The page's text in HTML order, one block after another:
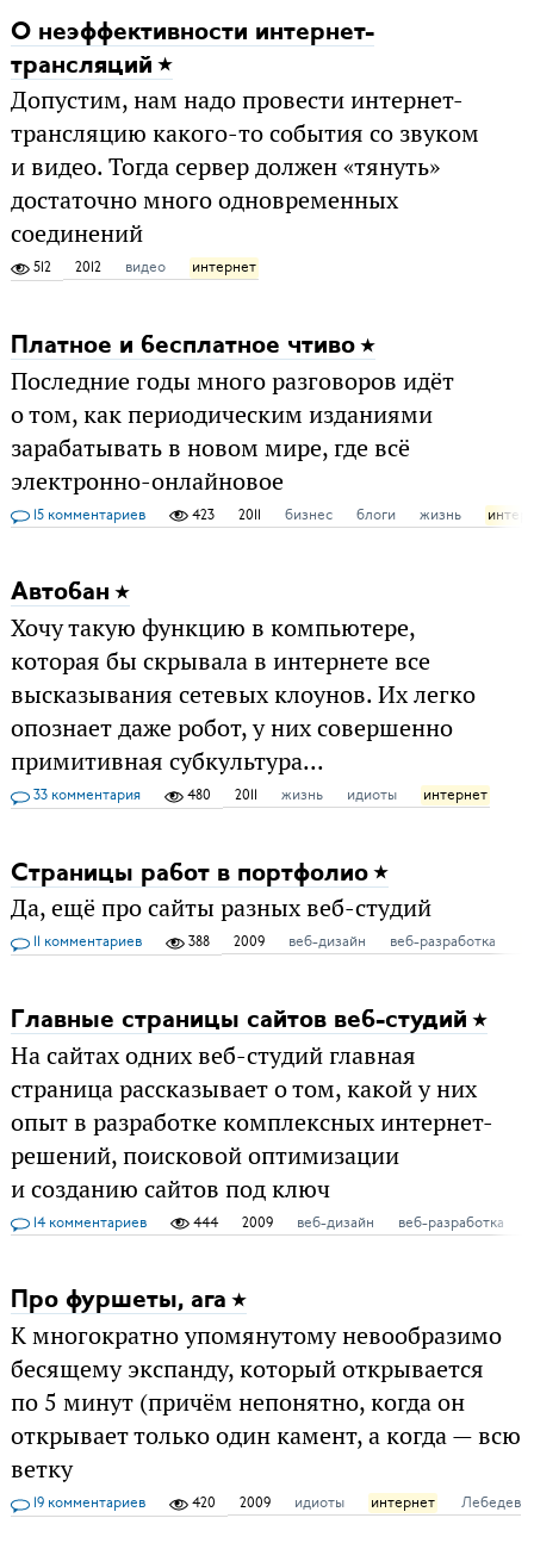
О неэффективности интернет-
трансляций
Допустим, нам надо провести интернет-
трансляцию какого-то события со звуком
и видео. Тогда сервер должен «тянуть»
достаточно много одновременных
соединений
512 2012 видео интернет
Платное и бесплатное чтиво
Последние годы много разговоров идёт
о том, как периодическим изданиями
зарабатывать в новом мире, где всё
электронно-онлайновое
15 комментариев 423 2011 бизнес блоги жизнь
Автобан
Хочу такую функцию в компьютере,
которая бы скрывала в интернете все
высказывания сетевых клоунов. Их легко
опознает даже робот, у них совершенно
примитивная субкультура...
33 комментария 480 2011 жизнь идиоты интернет
Страницы работ в портфолио
Да, ещё про сайты разных веб-студий
11 комментариев 388 2009 веб-дизайн веб-разработка
Главные страницы сайтов веб-студий
На сайтах одних веб-студий главная
страница рассказывает о том, какой у них
опыт в разработке комплексных интернет-
решений, поисковой оптимизации
и созданию сайтов под ключ
14 комментариев 444 2009 веб-дизайн веб-разработка
Про фуршеты, ага
К многократно упомянутому невообразимо
бесящему экспанду, который открывается
по 5 минут (причём непонятно, когда он
открывает только один камент, а когда — всю
ветку
19 комментариев 420 2009 идиоты интернет Лебедев